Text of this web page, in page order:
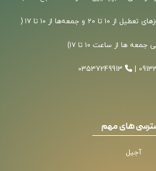
ارسال سفارشات یزد بجز روزهای تعطیل از ۱۰ تا ۲۰ و جمعه‌ها از ۱۰ تا ۱۷ (
ها از ساعت ۱۰ تا ۱۷)
03537249913
های مهم
آجیل